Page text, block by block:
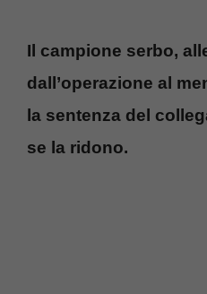
Il campione serbo,
dall’operazione al
la sentenza del
se la ridono.